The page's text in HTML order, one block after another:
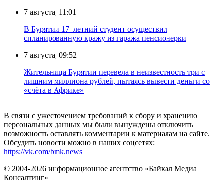
7 августа, 11:01
В Бурятии 17–летний студент осуществил
спланированную кражу из гаража пенсионерки
7 августа, 09:52
Жительница Бурятии перевела в неизвестность три с
лишним миллиона рублей, пытаясь вывести деньги со
«счёта в Африке»
В связи с ужесточением требований к сбору и хранению
персональных данных мы были вынуждены отключить
возможность оставлять комментарии к материалам на сайте.
Обсудить новости можно в наших соцсетях:
https://vk.com/bmk.news
© 2004-2026 информационное агентство «Байкал Медиа
Консалтинг»